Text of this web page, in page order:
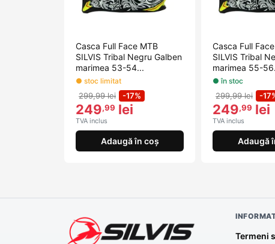
Casca Full Face MTB
SILVIS Tribal Negru Galben
marimea 53-54...
● stoc limitat
299,99 lei -17%
249,99 lei
TVA inclus
Adaugă în coș
Casca Full
SILVIS Tribal
marimea 55-
● în stoc
299,99 lei -
249,99 lei
TVA inclus
Adaugă
Termeni